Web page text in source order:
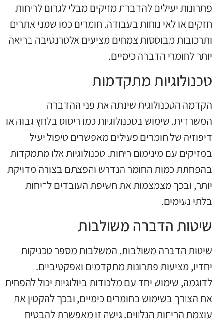
פתרונות יעילים להדברת מזיקים מבלי לגרום לריחות
חזקים או לאי נוחות בעבודה. חומרים כמו שמני אתרים
ותרכובות מבוססות צמחים מציעים אלטרנטיבה בריאה
יותר לחומרי הדברה כימיים.
טכנולוגיות מתקדמות
הקדמה הטכנולוגית שינתה את פני ההדברה
המשרדית. שימוש בטכנולוגיות כמו ריסוס בלחץ גבוה או
דיפוזיה של חומרים פעילים מאפשרים טיפול יעיל
במזיקים עם מינימום ריחות. טכנולוגיות אלו מתמקדות
בהפחתת כמות החומר הנדרש והפצתם בצורה מדויקת
יותר, ובכך מצמצמות את חשיפת העובדים לריחות
בלתי נעימים.
שיטות הדברה משולבות
שיטות הדברה משולבות, המשלבות מספר טכניקות
יחדיו, מציעות פתרונות מתקדמים ואפקטיביים.
לדוגמה, שימוש יחד עם מלכודות ביולוגיות יכול להפחית
את הצורך בשימוש בחומרים כימיים, ובכך להקטין את
עוצמת הריחות הנלווים. גישה זו מאפשרת להבטיח